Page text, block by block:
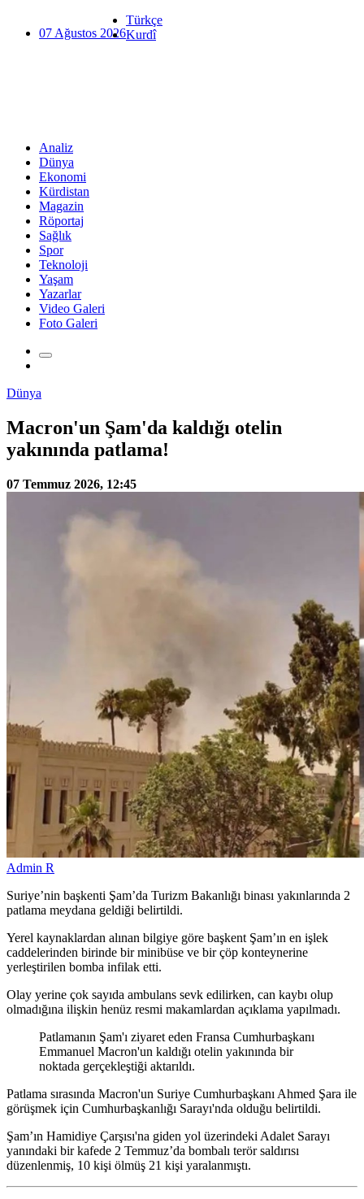
07 Ağustos 2026
Türkçe
Kurdî
Analiz
Dünya
Ekonomi
Kürdistan
Magazin
Röportaj
Sağlık
Spor
Teknoloji
Yaşam
Yazarlar
Video Galeri
Foto Galeri
Dünya
Macron'un Şam'da kaldığı otelin
yakınında patlama!
07 Temmuz 2026, 12:45
Admin R
Suriye’nin başkenti Şam’da Turizm Bakanlığı binası yakınlarında 2
patlama meydana geldiği belirtildi.
Yerel kaynaklardan alınan bilgiye göre başkent Şam’ın en işlek
caddelerinden birinde bir minibüse ve bir çöp konteynerine
yerleştirilen bomba infilak etti.
Olay yerine çok sayıda ambulans sevk edilirken, can kaybı olup
olmadığına ilişkin henüz resmi makamlardan açıklama yapılmadı.
Patlamanın Şam'ı ziyaret eden Fransa Cumhurbaşkanı
Emmanuel Macron'un kaldığı otelin yakınında bir
noktada gerçekleştiği aktarıldı.
Patlama sırasında Macron'un Suriye Cumhurbaşkanı Ahmed Şara ile
görüşmek için Cumhurbaşkanlığı Sarayı'nda olduğu belirtildi.
Şam’ın Hamidiye Çarşısı'na giden yol üzerindeki Adalet Sarayı
yanındaki bir kafede 2 Temmuz’da bombalı terör saldırısı
düzenlenmiş, 10 kişi ölmüş 21 kişi yaralanmıştı.